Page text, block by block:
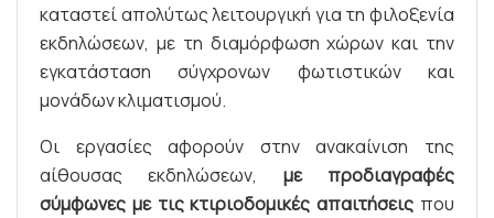
καταστεί απολύτως λειτουργική για τη φιλοξενία
εκδηλώσεων, με τη διαμόρφωση χώρων και την
εγκατάσταση σύγχρονων φωτιστικών και
μονάδων κλιματισμού.
Οι εργασίες αφορούν στην ανακαίνιση της
αίθουσας εκδηλώσεων, με προδιαγραφές
σύμφωνες με τις κτιριοδομικές απαιτήσεις που